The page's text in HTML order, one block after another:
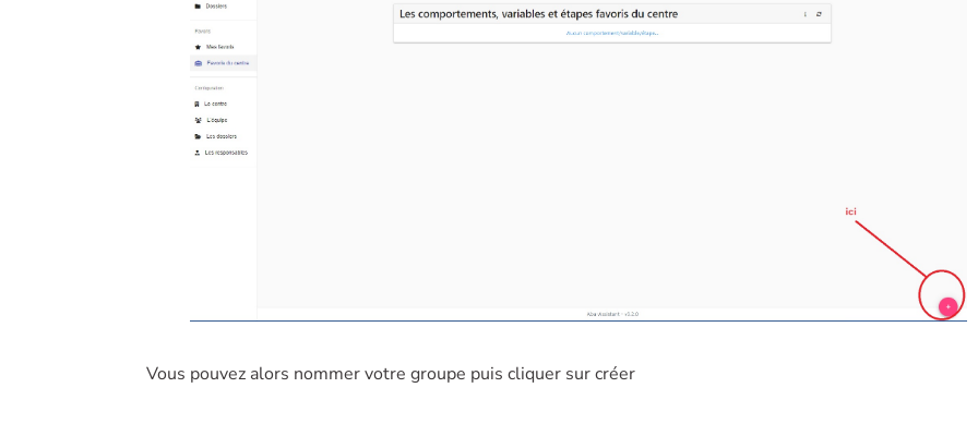
Vous pouvez alors nommer votre groupe puis cliquer sur créer